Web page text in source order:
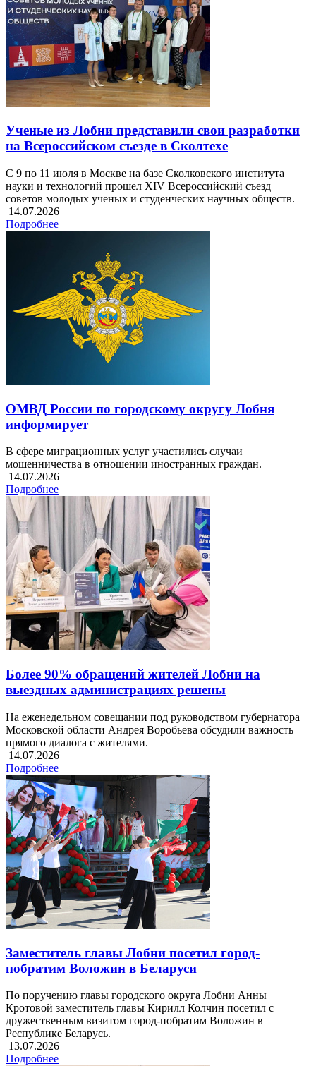
Ученые из Лобни представили свои разработки
на Всероссийском съезде в Сколтехе
С 9 по 11 июля в Москве на базе Сколковского института
науки и технологий прошел XIV Всероссийский съезд
советов молодых ученых и студенческих научных обществ.
14.07.2026
Подробнее
ОМВД России по городскому округу Лобня
информирует
В сфере миграционных услуг участились случаи
мошенничества в отношении иностранных граждан.
14.07.2026
Подробнее
Более 90% обращений жителей Лобни на
выездных администрациях решены
На еженедельном совещании под руководством губернатора
Московской области Андрея Воробьева обсудили важность
прямого диалога с жителями.
14.07.2026
Подробнее
Заместитель главы Лобни посетил город-
побратим Воложин в Беларуси
По поручению главы городского округа Лобни Анны
Кротовой заместитель главы Кирилл Колчин посетил с
дружественным визитом город-побратим Воложин в
Республике Беларусь.
13.07.2026
Подробнее